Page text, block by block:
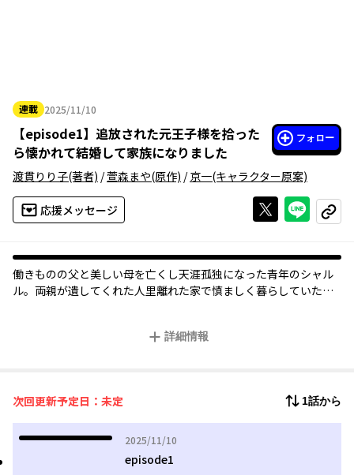
連載 2025/11/10
2025年11月10日
【episode1】 追放された元王子様を拾った
ら懐かれて結婚して家族になりました
フォロー
渡貫りり子(著者) /萱森まや(原作) /京一(キャラクター原案)
応援メッセージ Xで投稿する
ライン
コピー
働きものの父と美しい母を亡くし天涯孤独になった青年のシャル
ル。両親が遺してくれた人里離れた家で慎ましく暮らしていた
って王都を追放された元王子・リュシオンだった! 瀕死のところ
者同士で穏やかなスローライフを送るうちに互いに惹かれあう
が、そんなに二人に黒い影が忍び寄り…!?
詳細情報
次回更新予定日：未定 1話から
2025/11/10
2025年11月10日
episode1